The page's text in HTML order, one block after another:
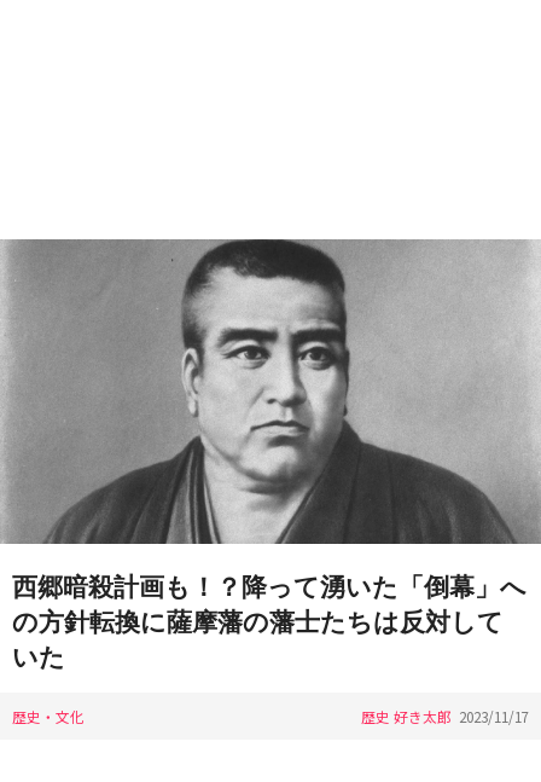
西郷暗殺計画も！？降って湧いた「倒幕」へ
の方針転換に薩摩藩の藩士たちは反対して
いた
歴史・文化 歴史 好き太郎 2023/11/17